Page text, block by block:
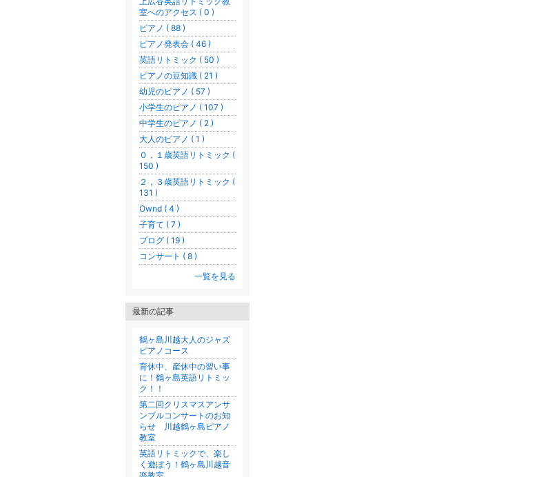
室へのアクセス ( 0 )
ピアノ ( 88 )
ピアノ発表会 ( 46 )
英語リトミック ( 50 )
ピアノの豆知識 ( 21 )
幼児のピアノ ( 57 )
小学生のピアノ ( 107 )
中学生のピアノ ( 2 )
大人のピアノ ( 1 )
０，１歳英語リトミック (
150 )
２，３歳英語リトミック (
131 )
Ownd ( 4 )
子育て ( 7 )
ブログ ( 19 )
コンサート ( 8 )
一覧を見る
最新の記事
鶴ヶ島川越大人のジャズ
ピアノコース
育休中、産休中の習い事
に！鶴ヶ島英語リトミッ
ク！！
第二回クリスマスアンサ
ンブルコンサートのお知
らせ 川越鶴ヶ島ピアノ
教室
英語リトミックで、楽し
く遊ぼう！鶴ヶ島川越音